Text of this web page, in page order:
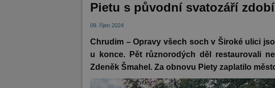
Pietu s původní svatozáří
09. říjen 2024
Chrudim – Opravy všech soch v Široké ulici
u konce. Pět různorodých děl restaurovali
Zdeněk Šmahel. Za obnovu Piety zaplatilo